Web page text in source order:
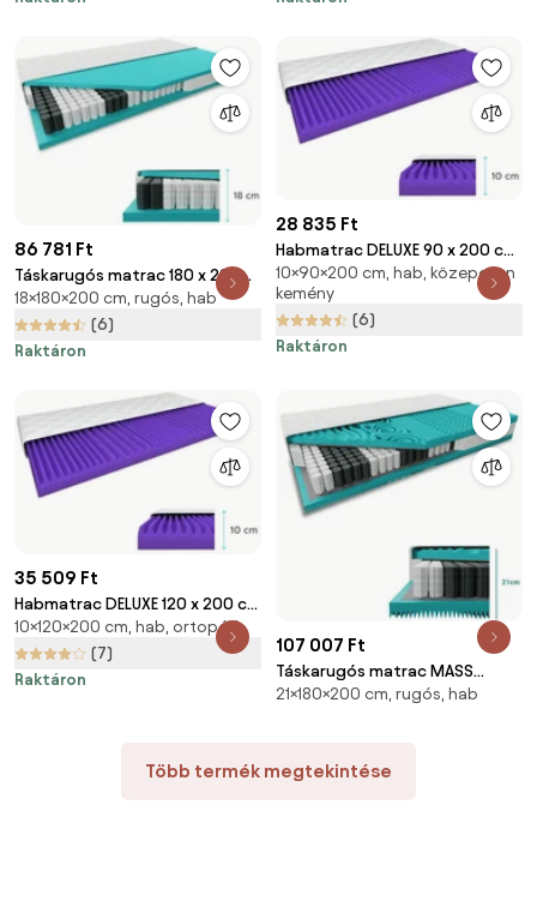
86 781 Ft
Táskarugós matrac 180 x 200
cm SOMMERA 18 cm
Matracvédő: Matracvédővel
18×180×200 cm, rugós, hab
(6)
Raktáron
28 835 Ft
Habmatrac DELUXE 90 x 200 cm
Matracvédő: Matracvédő
nélkül
10×90×200 cm, hab, közepesen
kemény
(6)
Raktáron
35 509 Ft
Habmatrac DELUXE 120 x 200 cm
Matracvédő: Matracvédő
nélkül
10×120×200 cm, hab, ortopéd
(7)
Raktáron
107 007 Ft
Táskarugós matrac MASS
COMFORT 21cm 180 x 200 cm
21×180×200 cm, rugós, hab
Több termék megtekintése